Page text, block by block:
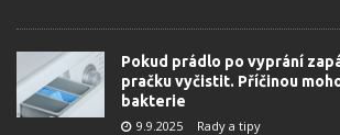
Pokud prádlo po vyprání
pračku vyčistit. Příčinou
bakterie
9.9.2025 Rady a tipy